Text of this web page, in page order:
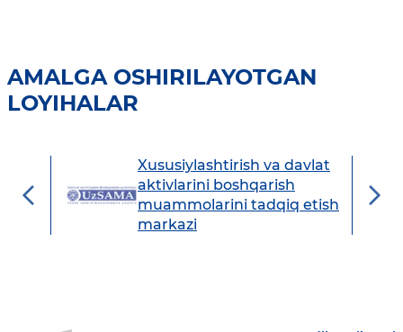
AMALGA OSHIRILAYOTGAN
LOYIHALAR
Xususiylashtirish va davlat
aktivlarini boshqarish
muammolarini tadqiq etish
markazi